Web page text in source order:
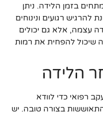
בזמן הלידה. ניתן
רגועים ונינוחים
עצמה, אלא גם יכולים
שיכול להפחית את רמות
הלידה
רפואי כדי לוודא
בצורה טובה. יש